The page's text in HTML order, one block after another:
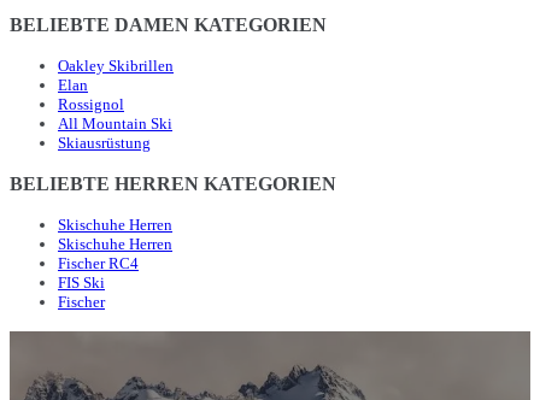
BELIEBTE DAMEN KATEGORIEN
Oakley Skibrillen
Elan
Rossignol
All Mountain Ski
Skiausrüstung
BELIEBTE HERREN KATEGORIEN
Skischuhe Herren
Skischuhe Herren
Fischer RC4
FIS Ski
Fischer